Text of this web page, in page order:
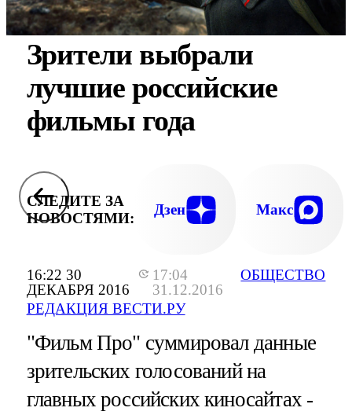
16:22 30
ДЕКАБРЯ 2016
17:04
31.12.2016
РЕДАКЦИЯ ВЕСТИ.РУ
ОБЩЕСТВО
Зрители выбрали
лучшие российские
фильмы года
СЛЕДИТЕ ЗА
НОВОСТЯМИ:
Дзен Макс
"Фильм Про" суммировал данные
зрительских голосований на
главных российских киносайтах -